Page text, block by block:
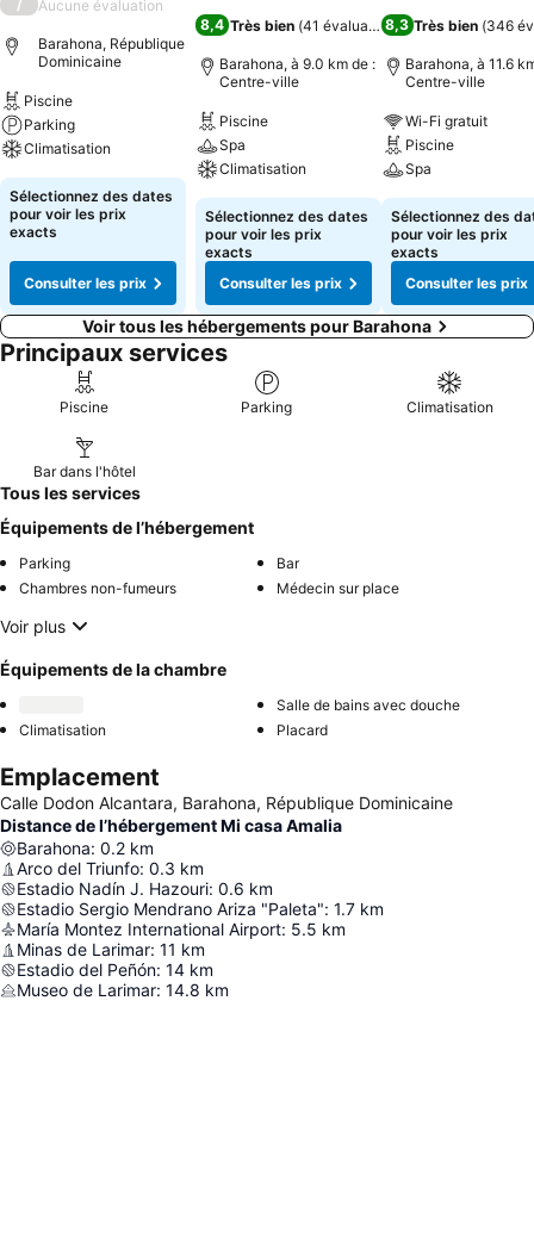
/ Aucune évaluation
Barahona, République
Dominicaine
Piscine
Parking
Climatisation
Sélectionnez des dates
pour voir les prix
exacts
Consulter les prix
8,4 Très bien (41 évaluations)
Barahona, à 9.0 km de :
Centre-ville
Piscine
Spa
Climatisation
Sélectionnez des dates
pour voir les prix
exacts
Consulter les prix
8,3 Très bien (346
Barahona, à 11.6
Centre-ville
Wi-Fi gratuit
Piscine
Spa
Sélectionnez des
pour voir les prix
exacts
Consulter les prix
Voir tous les hébergements pour Barahona
Principaux services
Piscine Parking Climatisation
Bar dans l'hôtel
Tous les services
Équipements de l’hébergement
Parking
Bar
Chambres non-fumeurs
Médecin sur place
Voir plus
Équipements de la chambre
Salle de bains avec douche
Climatisation
Placard
Emplacement
Calle Dodon Alcantara, Barahona, République Dominicaine
Distance de l’hébergement Mi casa Amalia
Barahona: 0.2 km
Arco del Triunfo: 0.3 km
Estadio Nadín J. Hazouri: 0.6 km
Estadio Sergio Mendrano Ariza "Paleta": 1.7 km
María Montez International Airport: 5.5 km
Minas de Larimar: 11 km
Estadio del Peñón: 14 km
Museo de Larimar: 14.8 km